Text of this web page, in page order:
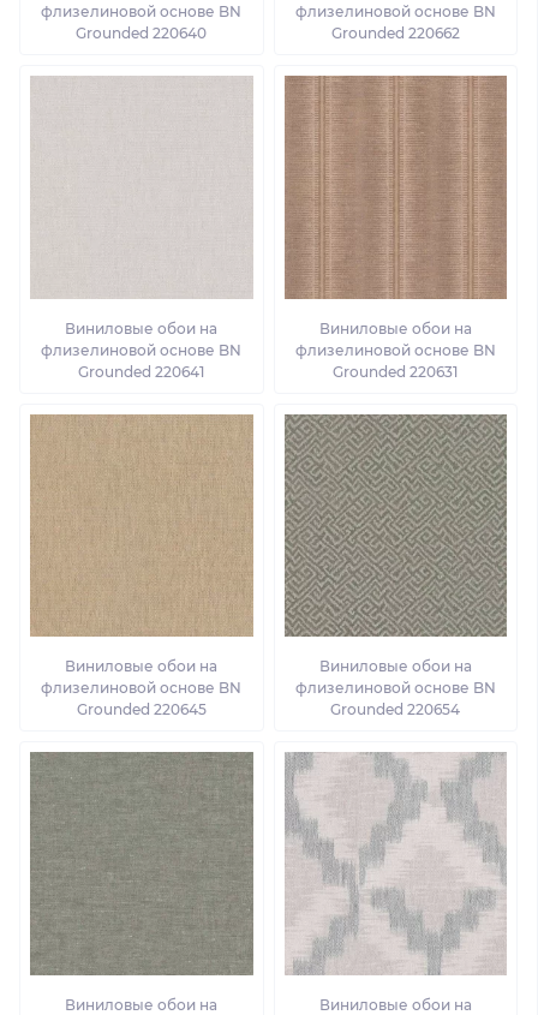
флизелиновой основе BN
Grounded 220640
флизелиновой основе BN
Grounded 220662
Виниловые обои на
флизелиновой основе BN
Grounded 220641
Виниловые обои на
флизелиновой основе BN
Grounded 220631
Виниловые обои на
флизелиновой основе BN
Grounded 220645
Виниловые обои на
флизелиновой основе BN
Grounded 220654
Виниловые обои на
Виниловые обои на